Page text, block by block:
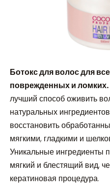
Ботокс для волос для
поврежденных и ломких.
лучший способ оживить
натуральных
восстановить
мягкими, гладкими и
Уникальные ингредиенты
мягкий и блестящий вид,
кератиновая процедура.